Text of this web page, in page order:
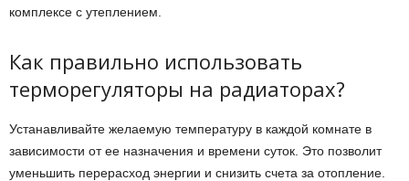
комплексе с утеплением.
Как правильно использовать
терморегуляторы на радиаторах?
Устанавливайте желаемую температуру в каждой комнате в
зависимости от ее назначения и времени суток. Это позволит
уменьшить перерасход энергии и снизить счета за отопление.